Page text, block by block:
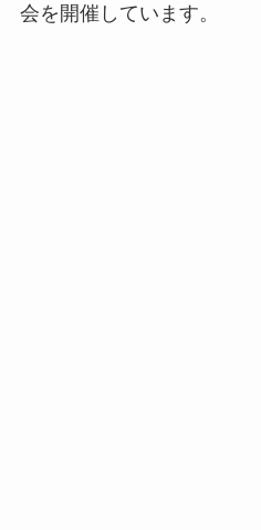
会を開催しています。